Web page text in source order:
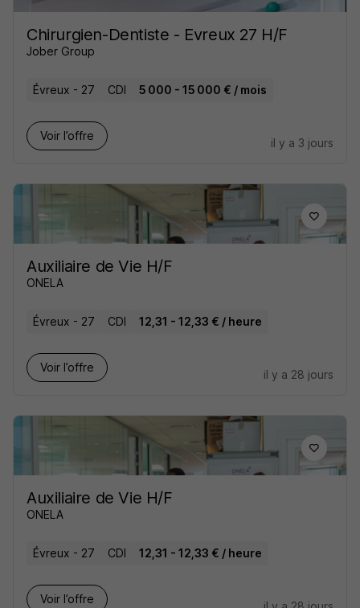
Chirurgien-Dentiste - Evreux 27 H/F
Jober Group
Évreux - 27 CDI 5 000 - 15 000 € / mois
Voir l’offre
il y a 3 jours
Auxiliaire de Vie H/F
ONELA
Évreux - 27 CDI 12,31 - 12,33 € / heure
Voir l’offre
il y a 28 jours
Auxiliaire de Vie H/F
ONELA
Évreux - 27 CDI 12,31 - 12,33 € / heure
Voir l’offre